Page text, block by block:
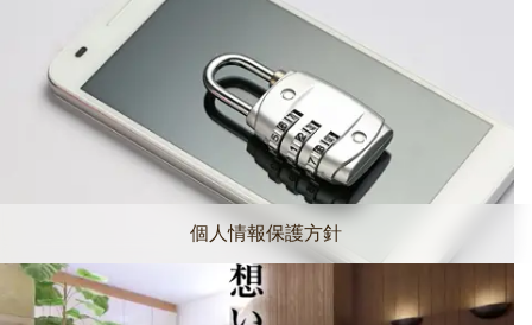
個人情報保護方針